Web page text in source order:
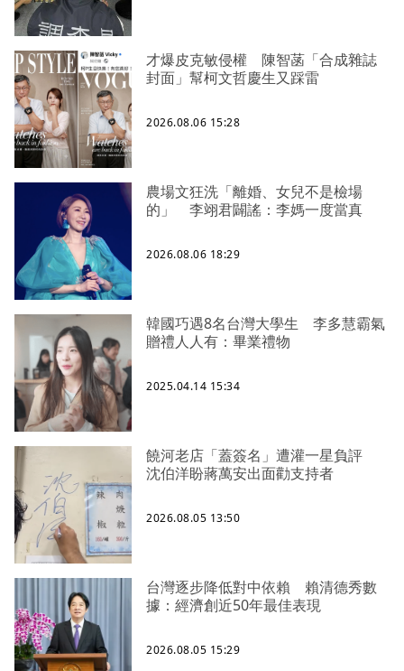
才爆皮克敏侵權 陳智菡「合成雜誌
封面」幫柯文哲慶生又踩雷
2026.08.06 15:28
農場文狂洗「離婚、女兒不是檢場
的」 李翊君闢謠：李媽一度當真
2026.08.06 18:29
韓國巧遇8名台灣大學生 李多慧霸氣
贈禮人人有：畢業禮物
2025.04.14 15:34
饒河老店「蓋簽名」遭灌一星負評
沈伯洋盼蔣萬安出面勸支持者
2026.08.05 13:50
台灣逐步降低對中依賴 賴清德秀數
據：經濟創近50年最佳表現
2026.08.05 15:29